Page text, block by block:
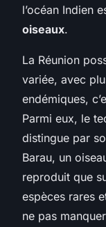
l’océan Indien
oiseaux.
La Réunion
variée, avec
endémiques,
Parmi eux, le
distingue par
Barau, un
reproduit que
espèces rares
ne pas